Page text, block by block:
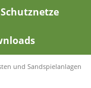
und Sandspielanlagen